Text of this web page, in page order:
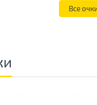
Все